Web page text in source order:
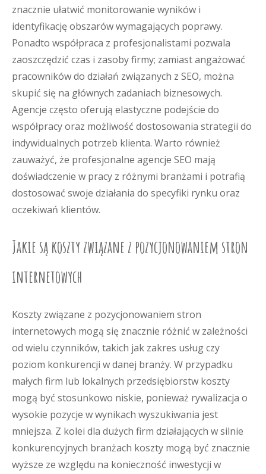
znacznie ułatwić monitorowanie wyników i
identyfikację obszarów wymagających poprawy.
Ponadto współpraca z profesjonalistami pozwala
zaoszczędzić czas i zasoby firmy; zamiast angażować
pracowników do działań związanych z SEO, można
skupić się na głównych zadaniach biznesowych.
Agencje często oferują elastyczne podejście do
współpracy oraz możliwość dostosowania strategii do
indywidualnych potrzeb klienta. Warto również
zauważyć, że profesjonalne agencje SEO mają
doświadczenie w pracy z różnymi branżami i potrafią
dostosować swoje działania do specyfiki rynku oraz
oczekiwań klientów.
Jakie są koszty związane z pozycjonowaniem stron
internetowych
Koszty związane z pozycjonowaniem stron
internetowych mogą się znacznie różnić w zależności
od wielu czynników, takich jak zakres usług czy
poziom konkurencji w danej branży. W przypadku
małych firm lub lokalnych przedsiębiorstw koszty
mogą być stosunkowo niskie, ponieważ rywalizacja o
wysokie pozycje w wynikach wyszukiwania jest
mniejsza. Z kolei dla dużych firm działających w silnie
konkurencyjnych branżach koszty mogą być znacznie
wyższe ze względu na konieczność inwestycji w